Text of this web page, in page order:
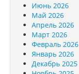
Июнь 2026
Май 2026
Апрель 2026
Март 2026
Февраль 2026
Январь 2026
Декабрь 2025